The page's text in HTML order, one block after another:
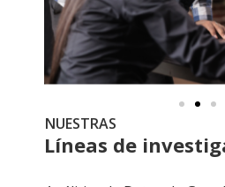
NUESTRAS
Líneas de